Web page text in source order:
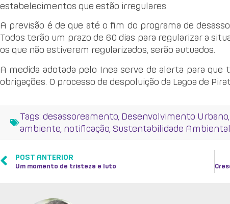
estabelecimentos que estão irregulares.
A previsão é de que até o fim do programa de
Todos terão um prazo de 60 dias para regularizar a
os que não estiverem regularizados, serão autuados.
A medida adotada pelo Inea serve de alerta para
obrigações. O processo de despoluição da Lagoa de
Tags: desassoreamento Desenvolvimento Urbano
ambiente notificação Sustentabilidade Ambiental
POST ANTERIOR
Um momento de tristeza e luto